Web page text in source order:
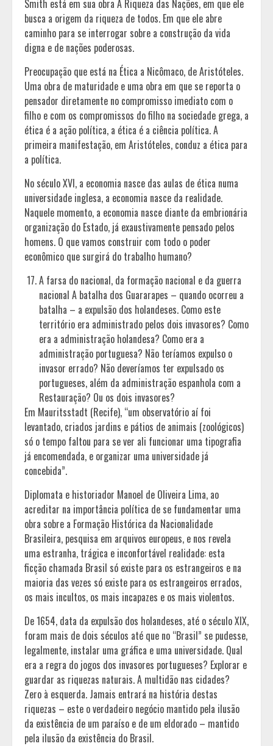
Smith está em sua obra A Riqueza das Nações, em que ele
busca a origem da riqueza de todos. Em que ele abre
caminho para se interrogar sobre a construção da vida
digna e de nações poderosas.
Preocupação que está na Ética a Nicômaco, de Aristóteles.
Uma obra de maturidade e uma obra em que se reporta o
pensador diretamente no compromisso imediato com o
filho e com os compromissos do filho na sociedade grega, a
ética é a ação política, a ética é a ciência política. A
primeira manifestação, em Aristóteles, conduz a ética para
a política.
No século XVI, a economia nasce das aulas de ética numa
universidade inglesa, a economia nasce da realidade.
Naquele momento, a economia nasce diante da embrionária
organização do Estado, já exaustivamente pensado pelos
homens. O que vamos construir com todo o poder
econômico que surgirá do trabalho humano?
A farsa do nacional, da formação nacional e da guerra
nacional A batalha dos Guararapes – quando ocorreu a
batalha – a expulsão dos holandeses. Como este
território era administrado pelos dois invasores? Como
era a administração holandesa? Como era a
administração portuguesa? Não teríamos expulso o
invasor errado? Não deveríamos ter expulsado os
portugueses, além da administração espanhola com a
Restauração? Ou os dois invasores?
Em Mauritsstadt (Recife), “um observatório aí foi
levantado, criados jardins e pátios de animais (zoológicos)
só o tempo faltou para se ver ali funcionar uma tipografia
já encomendada, e organizar uma universidade já
concebida”.
Diplomata e historiador Manoel de Oliveira Lima, ao
acreditar na importância política de se fundamentar uma
obra sobre a Formação Histórica da Nacionalidade
Brasileira, pesquisa em arquivos europeus, e nos revela
uma estranha, trágica e inconfortável realidade: esta
ficção chamada Brasil só existe para os estrangeiros e na
maioria das vezes só existe para os estrangeiros errados,
os mais incultos, os mais incapazes e os mais violentos.
De 1654, data da expulsão dos holandeses, até o século XIX,
foram mais de dois séculos até que no “Brasil” se pudesse,
legalmente, instalar uma gráfica e uma universidade. Qual
era a regra do jogos dos invasores portugueses? Explorar e
guardar as riquezas naturais. A multidão nas cidades?
Zero à esquerda. Jamais entrará na história destas
riquezas – este o verdadeiro negócio mantido pela ilusão
da existência de um paraíso e de um eldorado – mantido
pela ilusão da existência do Brasil.